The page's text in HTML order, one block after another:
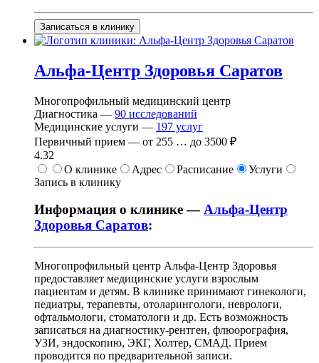
Записаться в клинику
Альфа-Центр Здоровья Саратов
Многопрофильный медицинский центр
Диагностика — 90 исследований
Медицинские услуги — 197 услуг
Первичный прием — от 255 … до 3500 ₽
4.32
О клинике
Адрес Расписание
Услуги
Запись в клинику
Информация о клинике —Альфа-Центр
Здоровья Саратов:
Многопрофильный центр Альфа-Центр Здоровья
предоставляет медицинские услуги взрослым
пациентам и детям. В клинике принимают гинекологи,
педиатры, терапевты, отоларингологи, неврологи,
офтальмологи, стоматологи и др. Есть возможность
записаться на диагностику-рентген, флюорография,
УЗИ, эндоскопию, ЭКГ, Холтер, СМАД. Прием
проводится по предварительной записи.